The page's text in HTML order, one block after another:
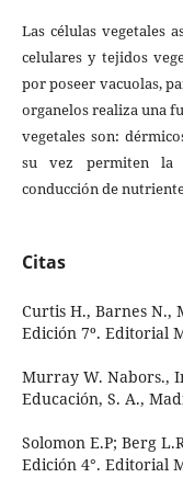
Las células vegetales
celulares y tejidos
por poseer vacuolas,
organelos realiza una
vegetales son:
su vez permiten la
conducción de
Citas
Curtis H., Barnes N.,
Edición 7º. Editorial
Murray W. Nabors.,
Educación, S. A.,
Solomon E.P; Berg
Edición 4°. Editorial